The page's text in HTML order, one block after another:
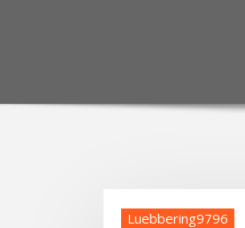
Luebbering9796